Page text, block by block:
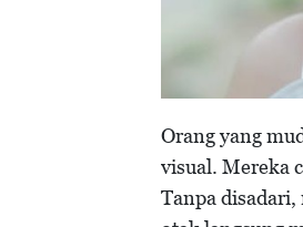
Orang yang
visual. Mereka
Tanpa